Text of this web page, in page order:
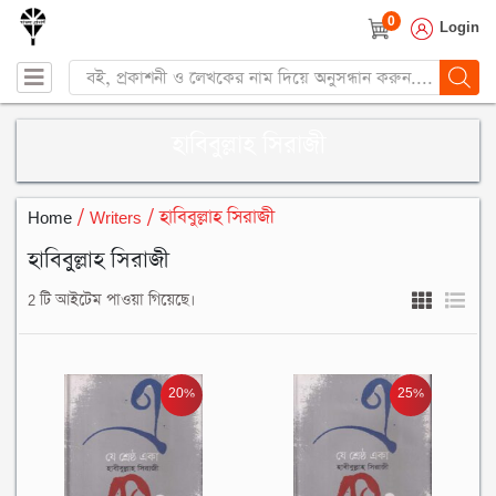
0 Login
Products
search
Home / Writers / হাবিবুল্লাহ সিরাজী
হাবিবুল্লাহ সিরাজী
2 টি আইটেম পাওয়া গিয়েছে।
20% 25%